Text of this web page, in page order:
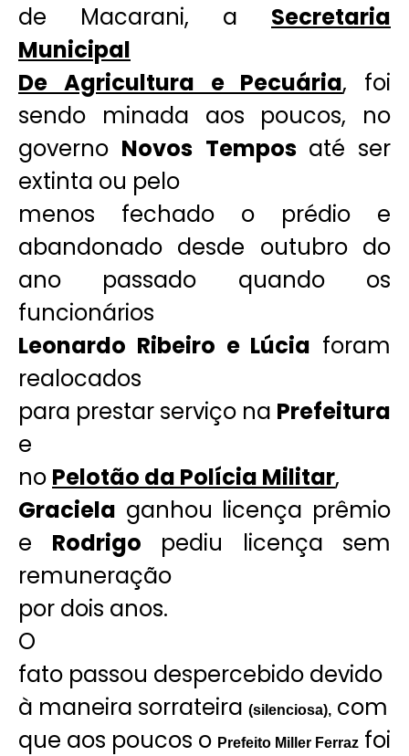
de Macarani, a Secretaria
Municipal
De Agricultura e Pecuária, foi
sendo minada aos poucos, no
governo Novos Tempos até ser
extinta ou pelo
menos fechado o prédio e
abandonado desde outubro do
ano passado quando os
funcionários
Leonardo Ribeiro e Lúcia foram
realocados
para prestar serviço na Prefeitura
e
no Pelotão da Polícia Militar,
Graciela ganhou licença prêmio
e Rodrigo pediu licença sem
remuneração
por dois anos.
O
fato passou despercebido devido
à maneira sorrateira (silenciosa), com
que aos poucos o Prefeito Miller Ferraz foi